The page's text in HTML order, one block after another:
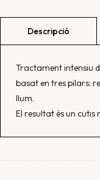
Tractament intensiu
basat en tres pilars:
llum.
El resultat és un